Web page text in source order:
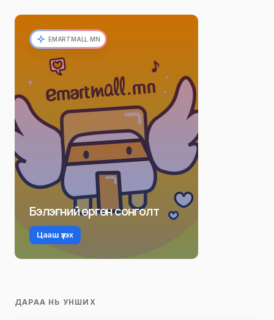
EMARTMALL.MN
Бэлэгний өргөн сонголт
Цааш үзэх
ДАРАА НЬ УНШИХ